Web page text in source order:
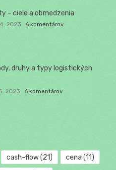
– ciele a obmedzenia
2023 6 komentárov
druhy a typy logistických
2023 6 komentárov
cash-flow(21) cena (11)